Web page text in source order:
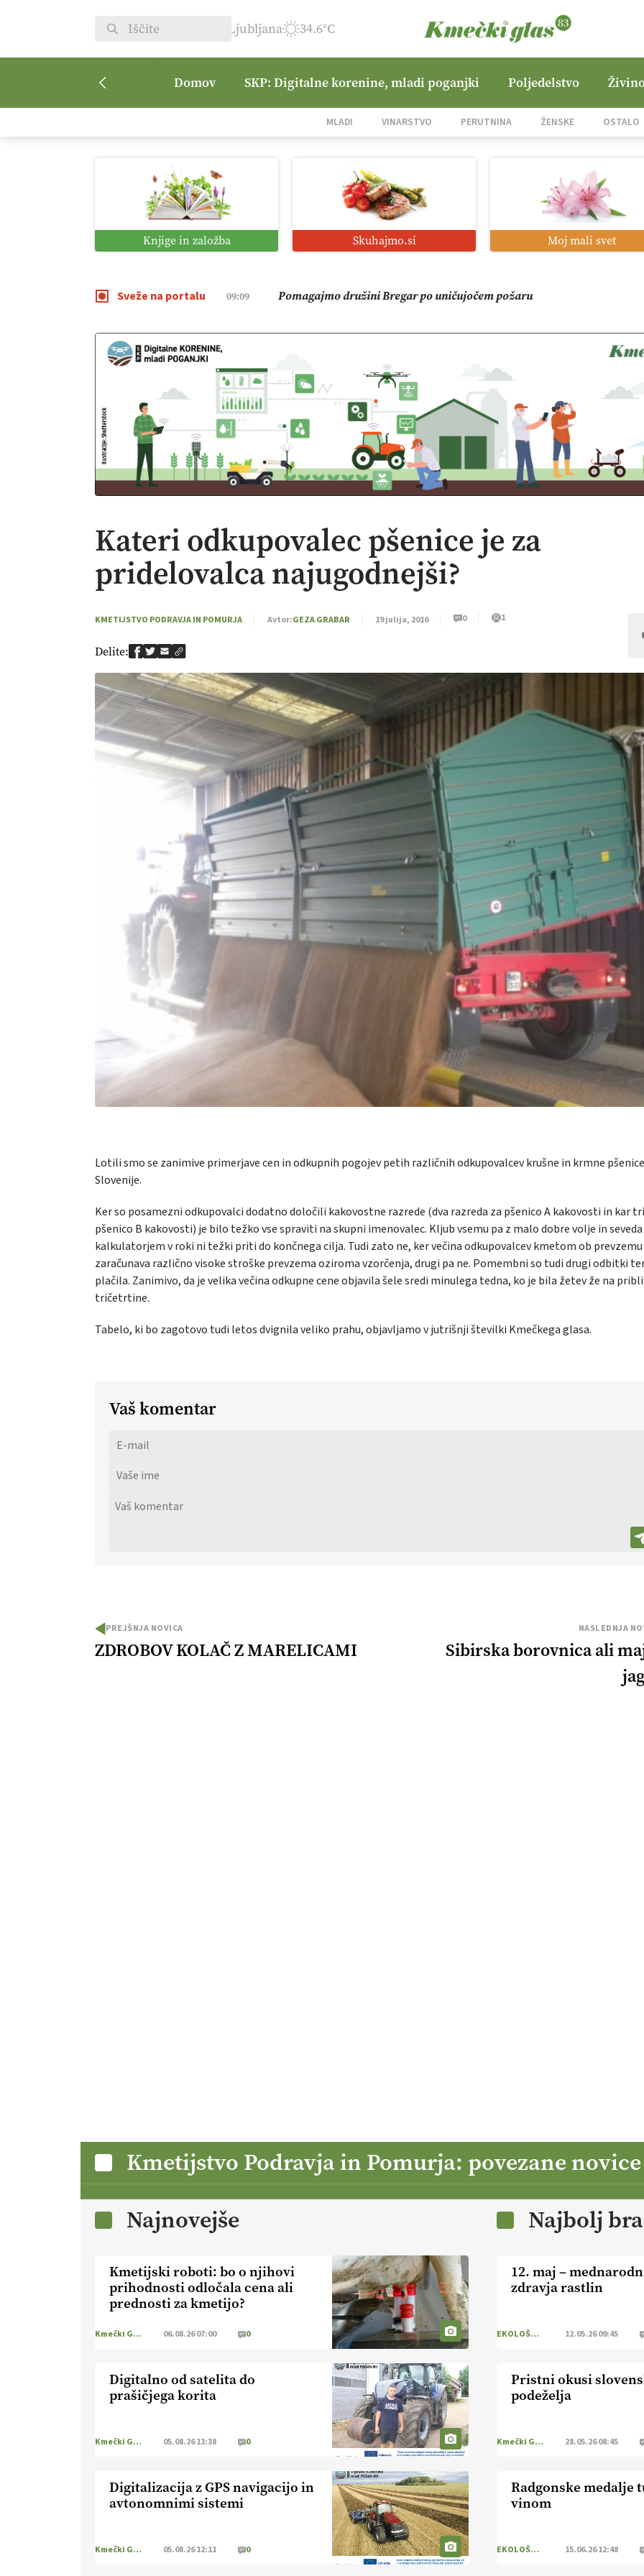
Ljubljana 34.6°C
Domov SKP: Digitalne korenine, mladi poganjki Poljedelstvo
MLADI VINARSTVO PERUTNINA ŽENSKE OSTALO
Knjige in založba Skuhajmo.si Moj mali svet
Sveže na portalu
07:00 Kmetijski roboti: bo o njihovi prihodnosti odločala cena ali prednosti
12:11 Digitalizacija z GPS navigacijo in avtonomnimi sistemi
09:09 Pomagajmo družini Bregar po uničujočem požaru
08:45 Vročina in suša obremenjujeta evropsko kmetijstvo
Kateri odkupovalec pšenice je za
pridelovalca najugodnejši?
KMETIJSTVO PODRAVJA IN POMURJA Avtor:GEZA GRABAR 19 julija, 2016 0 1
Delite:
Lotili smo se zanimive primerjave cen in odkupnih pogojev petih različnih odkupovalcev krušne in krmne pšenice
Slovenije.
Ker so posamezni odkupovalci dodatno določili kakovostne razrede (dva razreda za pšenico A kakovosti in kar
pšenico B kakovosti) je bilo težko vse spraviti na skupni imenovalec. Kljub vsemu pa z malo dobre volje in seveda
kalkulatorjem v roki ni težki priti do končnega cilja. Tudi zato ne, ker večina odkupovalcev kmetom ob
zaračunava različno visoke stroške prevzema oziroma vzorčenja, drugi pa ne. Pomembni so tudi drugi odbitki
plačila. Zanimivo, da je velika večina odkupne cene objavila šele sredi minulega tedna, ko je bila žetev že na
tričetrtine.
Tabelo, ki bo zagotovo tudi letos dvignila veliko prahu, objavljamo v jutrišnji številki Kmečkega glasa.
Vaš komentar
PREJŠNJA NOVICA
ZDROBOV KOLAČ Z MARELICAMI
NASLEDNJA
Sibirska borovnica ali
Kmetijstvo Podravja in Pomurja: povezane novice
Najnovejše
Kmetijski roboti: bo o njihovi
prihodnosti odločala cena ali
prednosti za kmetijo?
Kmečki Glas 06.08.26 07:00 0
Digitalno od satelita do
prašičjega korita
Kmečki Glas 05.08.26 13:38 0
Digitalizacija z GPS navigacijo in
avtonomnimi sistemi
Kmečki Glas 05.08.26 12:11 0
Najbolj
12. maj –
zdravja rastlin
EKOLOŠKO LOGIČNO 12.05.26 09:45
Pristni okusi
podeželja
Kmečki Glas 28.05.26 08:45
Radgonske medalje
vinom
EKOLOŠKO LOGIČNO 15.06.26 12:48